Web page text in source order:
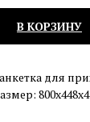
В КОРЗИНУ
для